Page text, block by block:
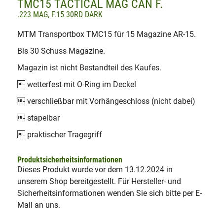
TMC15 TACTICAL MAG CAN F.
.223 MAG, F.15 30RD DARK
MTM Transportbox TMC15 für 15 Magazine AR-15.
Bis 30 Schuss Magazine.
Magazin ist nicht Bestandteil des Kaufes.
 wetterfest mit O-Ring im Deckel
 verschließbar mit Vorhängeschloss (nicht dabei)
 stapelbar
 praktischer Tragegriff
Produktsicherheitsinformationen
Dieses Produkt wurde vor dem 13.12.2024 in
unserem Shop bereitgestellt. Für Hersteller- und
Sicherheitsinformationen wenden Sie sich bitte per E-
Mail an uns.